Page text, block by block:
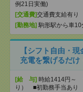
例21日実働)
[交通費]交通費支給有り
[勤務地] 駒形駅から車10
【シフト自由・
充電を繋げるだけ
[給 与] 時給1414円～
り） ■初勤務手当あ